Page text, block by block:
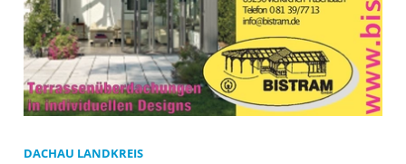
DACHAU LANDKREIS